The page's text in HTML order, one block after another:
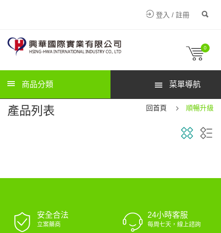
登入 / 註冊
0
商品分類 菜單導航
產品列表 回首頁 順暢升級
安全合法
立案藥商
24小時客服
每周七天，線上諮詢